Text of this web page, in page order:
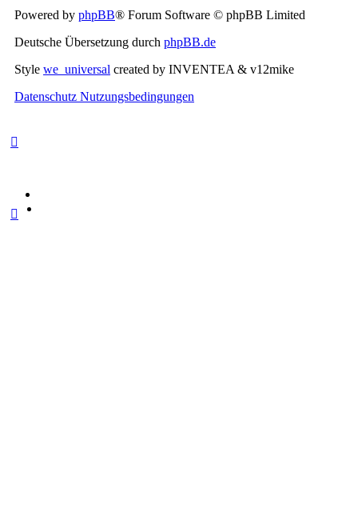
Powered by phpBB® Forum Software © phpBB Limited
Deutsche Übersetzung durch phpBB.de
Style we_universal created by INVENTEA & v12mike
Datenschutz Nutzungsbedingungen